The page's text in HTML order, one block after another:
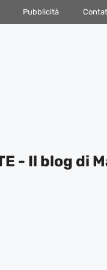
Pubblicità
- Il blog di